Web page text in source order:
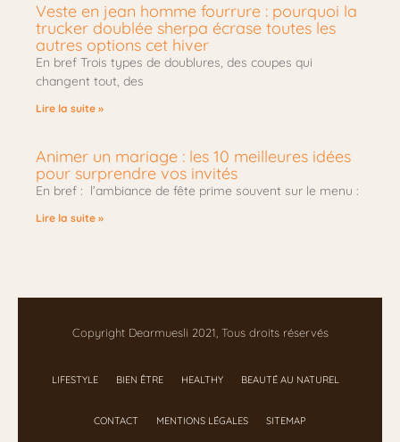
Veste en jean homme fourrure : pourquoi la
trucker doublée sherpa écrase toutes les
autres options cet hiver
En bref Trois types de doublures, des coupes qui
changent tout, des
Lire la suite »
Animer un mariage : les 10 meilleures idées
pour surprendre vos invités
En bref : l’ambiance de fête prime souvent sur le menu :
Lire la suite »
Copyright Dearmuesli 2021, Tous droits réservés
LIFESTYLE BIEN ÊTRE HEALTHY BEAUTÉ AU NATUREL
CONTACT MENTIONS LÉGALES SITEMAP